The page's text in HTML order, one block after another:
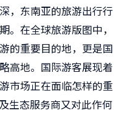
，东南亚的旅游出行行
。在全球旅游版图中，
的重要目的地，更是国
高地。国际游客展现着
市场正在面临怎样的重
生态服务商又对此作何